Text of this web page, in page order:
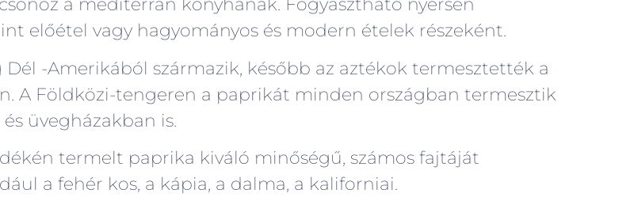
a mediterrán konyhának. Fogyasztható nyersen
előétel vagy hagyományos és modern ételek részeként.
-Amerikából származik, később az aztékok termesztették a
A Földközi-tengeren a paprikát minden országban termesztik
üvegházakban is.
termelt paprika kiváló minőségű, számos fajtáját
a fehér kos, a kápia, a dalma, a kaliforniai.